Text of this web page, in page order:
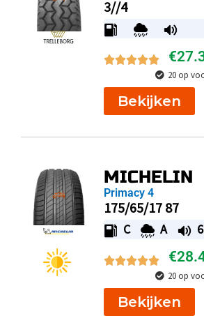
3//4
€
20 op
Bekijken
MICHELIN
Primacy 4
175/65/17 87
C A
€
20 op
Bekijken